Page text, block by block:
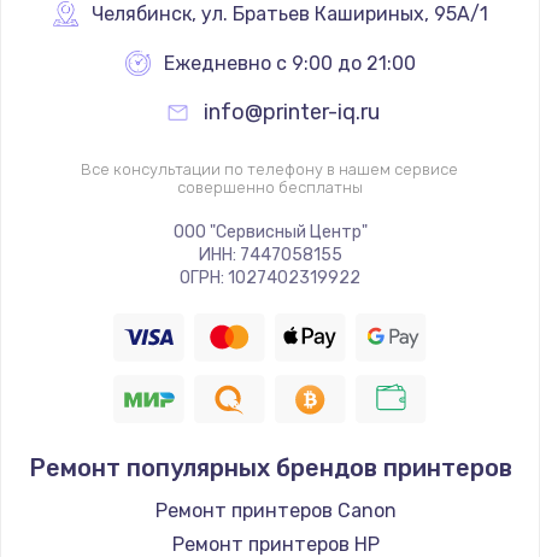
Заказать
от 990 руб.
Заказать
Ремонт после залития
от 2000 руб.
Замена дисплея
от 2200 руб.
Прошивка
от 1400 руб.
Челябинск, ул. Братьев Кашириных, 95А/1
Ежедневно с 9:00 до 21:00
info@printer-iq.ru
Все консультации по телефону в нашем сервисе
совершенно бесплатны
ООО "Сервисный Центр"
ИНН: 7447058155
ОГРН: 1027402319922
Ремонт популярных брендов принтеров
Ремонт принтеров Canon
Ремонт принтеров HP